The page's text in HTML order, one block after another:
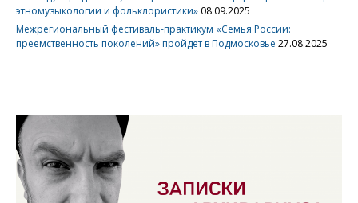
этномузыкологии и фольклористики» 08.09.2025
Межрегиональный фестиваль-практикум «Семья России:
преемственность поколений» пройдет в Подмосковье 27.08.2025